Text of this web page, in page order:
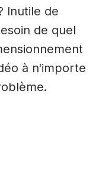
Inutile de
de quel
à n'importe